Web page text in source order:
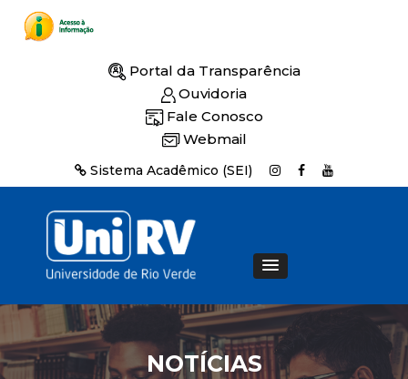
Portal da Transparência
Ouvidoria
Fale Conosco
Webmail
Sistema Acadêmico (SEI)
NOTÍCIAS